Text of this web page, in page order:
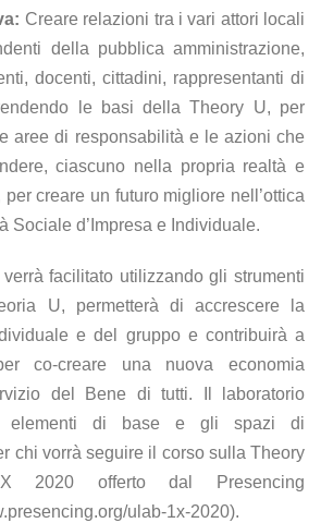
Creare relazioni tra i vari attori locali
della pubblica amministrazione,
docenti, cittadini, rappresentanti di
le basi della Theory U, per
aree di responsabilità e le azioni che
ciascuno nella propria realtà e
creare un futuro migliore nell’ottica
Sociale d’Impresa e Individuale.
facilitato utilizzando gli strumenti
U, permetterà di accrescere la
e del gruppo e contribuirà a
co-creare una nuova economia
del Bene di tutti. Il laboratorio
elementi di base e gli spazi di
chi vorrà seguire il corso sulla Theory
offerto dal Presencing
ulab-1x-2020).